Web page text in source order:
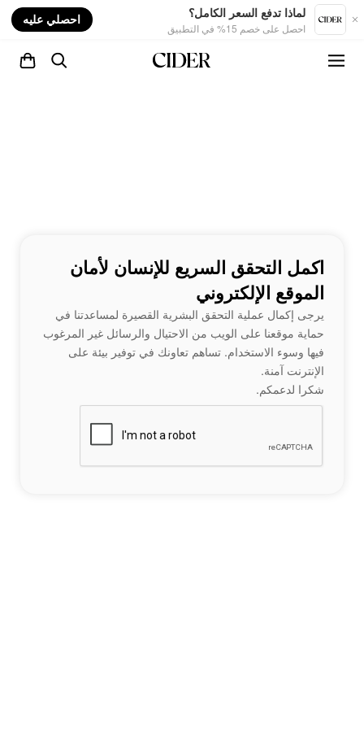
لماذا تدفع السعر الكامل؟
احصل على خصم 15% في التطبيق
احصلي عليه
اكمل التحقق السريع للإنسان لأمان
الموقع الإلكتروني
يرجى إكمال عملية التحقق البشرية القصيرة لمساعدتنا في
حماية موقعنا على الويب من الاحتيال والرسائل غير المرغوب
فيها وسوء الاستخدام. تساهم تعاونك في توفير بيئة على
الإنترنت آمنة.
شكرا لدعمكم.